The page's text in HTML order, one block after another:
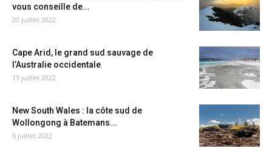
vous conseille de...
20 juillet 2022
Cape Arid, le grand sud sauvage de
l’Australie occidentale
13 juillet 2022
New South Wales : la côte sud de
Wollongong à Batemans...
6 juillet 2022